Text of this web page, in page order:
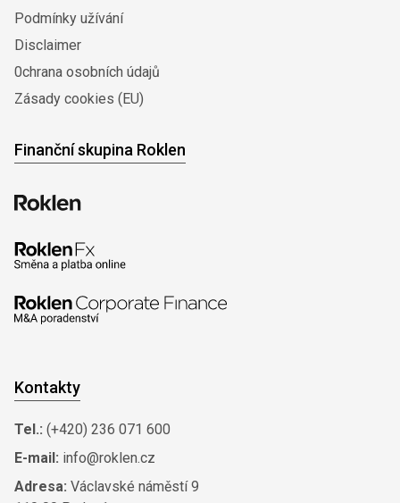
Podmínky užívání
Disclaimer
0chrana osobních údajů
Zásady cookies (EU)
Finanční skupina Roklen
Kontakty
Tel.: (+420) 236 071 600
E-mail: info@roklen.cz
Adresa: Václavské náměstí 9